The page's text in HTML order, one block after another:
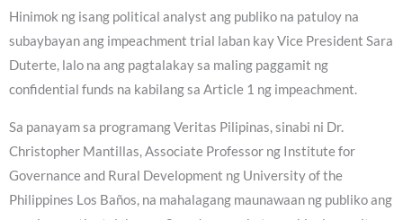
Hinimok ng isang political analyst ang publiko na patuloy na
subaybayan ang impeachment trial laban kay Vice President Sara
Duterte, lalo na ang pagtalakay sa maling paggamit ng
confidential funds na kabilang sa Article 1 ng impeachment.
Sa panayam sa programang Veritas Pilipinas, sinabi ni Dr.
Christopher Mantillas, Associate Professor ng Institute for
Governance and Rural Development ng University of the
Philippines Los Baños, na mahalagang maunawaan ng publiko ang